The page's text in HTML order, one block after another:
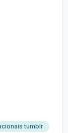
tumblr